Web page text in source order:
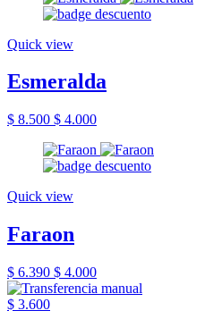
Quick view
Esmeralda
$ 8.500 $ 4.000
Quick view
Faraon
$ 6.390 $ 4.000
$ 3.600